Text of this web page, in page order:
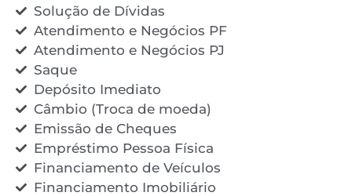
Solução de Dívidas
Atendimento e Negócios PF
Atendimento e Negócios PJ
Saque
Depósito Imediato
Câmbio (Troca de moeda)
Emissão de Cheques
Empréstimo Pessoa Física
Financiamento de Veículos
Financiamento Imobiliário